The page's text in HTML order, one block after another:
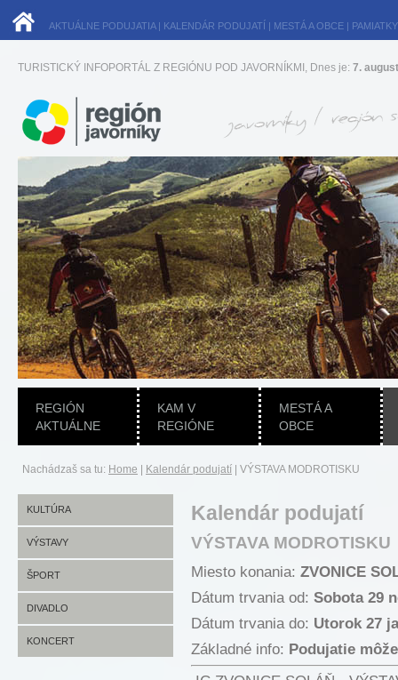
AKTUÁLNE PODUJATIA| KALENDÁR PODUJATÍ | MESTÁ A OBCE | PAMIATKY
TURISTICKÝ INFOPORTÁL Z REGIÓNU POD JAVORNÍKMI, Dnes je: 7.
REGIÓN
AKTUÁLNE
KAM V
REGIÓNE
MESTÁ A
OBCE
Nachádzaš sa tu: Home Kalendár podujatí VÝSTAVA MODROTISKU
KULTÚRA
VÝSTAVY
ŠPORT
DIVADLO
KONCERT
Kalendár podujatí
VÝSTAVA MODROTISKU
Miesto konania: ZVONICE
Dátum trvania od: Sobota 29
Dátum trvania do: Utorok 27
Základné info: Podujatie